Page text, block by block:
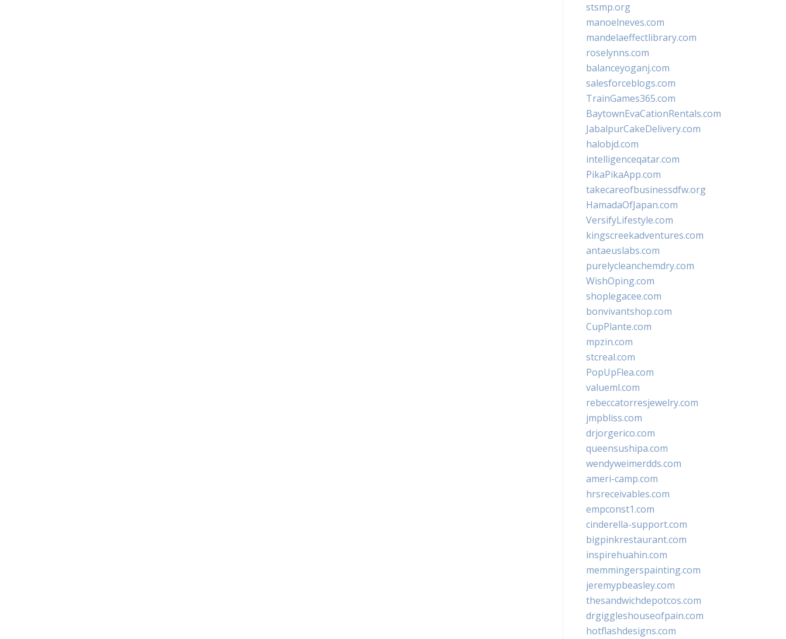
stsmp.org
manoelneves.com
mandelaeffectlibrary.com
roselynns.com
balanceyoganj.com
salesforceblogs.com
TrainGames365.com
BaytownEvaCationRentals.com
JabalpurCakeDelivery.com
halobjd.com
intelligenceqatar.com
PikaPikaApp.com
takecareofbusinessdfw.org
HamadaOfJapan.com
VersifyLifestyle.com
kingscreekadventures.com
antaeuslabs.com
purelycleanchemdry.com
WishOping.com
shoplegacee.com
bonvivantshop.com
CupPlante.com
mpzin.com
stcreal.com
PopUpFlea.com
valueml.com
rebeccatorresjewelry.com
jmpbliss.com
drjorgerico.com
queensushipa.com
wendyweimerdds.com
ameri-camp.com
hrsreceivables.com
empconst1.com
cinderella-support.com
bigpinkrestaurant.com
inspirehuahin.com
memmingerspainting.com
jeremypbeasley.com
thesandwichdepotcos.com
drgiggleshouseofpain.com
hotflashdesigns.com